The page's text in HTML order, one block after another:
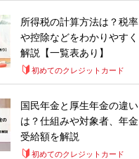
所得税の計算方法は？税率
や控除などをわかりやすく
解説【一覧表あり】
初めてのクレジットカード
国民年金と厚生年金の違い
は？仕組みや対象者、年金
受給額を解説
初めてのクレジットカード